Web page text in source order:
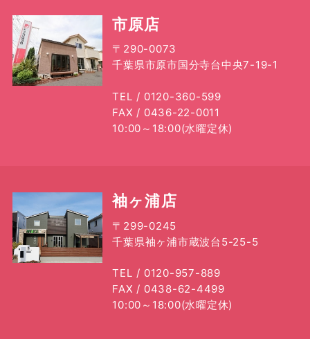
・2022年8月(2記事)
・2022年7月(1記事)
・2022年6月(3記事)
・2022年4月(3記事)
・2021年12月(3記事)
・2021年11月(1記事)
・2021年10月(1記事)
市原店
〒290-0073
千葉県市原市国分寺台中央7-19-1
TEL / 0120-360-599
FAX / 0436-22-0011
10:00～18:00(水曜定休)
袖ヶ浦店
〒299-0245
千葉県袖ヶ浦市蔵波台5-25-5
TEL / 0120-957-889
FAX / 0438-62-4499
10:00～18:00(水曜定休)